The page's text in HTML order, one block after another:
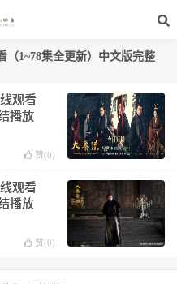
（1~78集全更新）中文版完整
观看
播放
赞(0)
观看
播放
赞(0)